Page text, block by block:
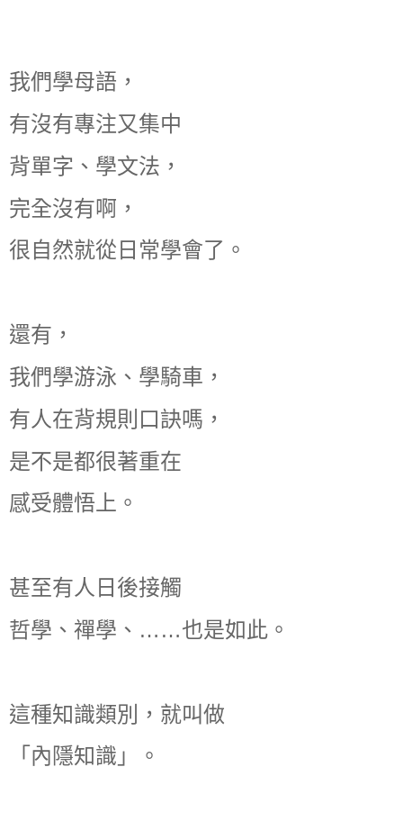
我們學母語，
有沒有專注又集中
背單字、學文法，
完全沒有啊，
很自然就從日常學會了。
還有，
我們學游泳、學騎車，
有人在背規則口訣嗎，
是不是都很著重在
感受體悟上。
甚至有人日後接觸
哲學、禪學、……也是如此。
這種知識類別，就叫做
「內隱知識」。